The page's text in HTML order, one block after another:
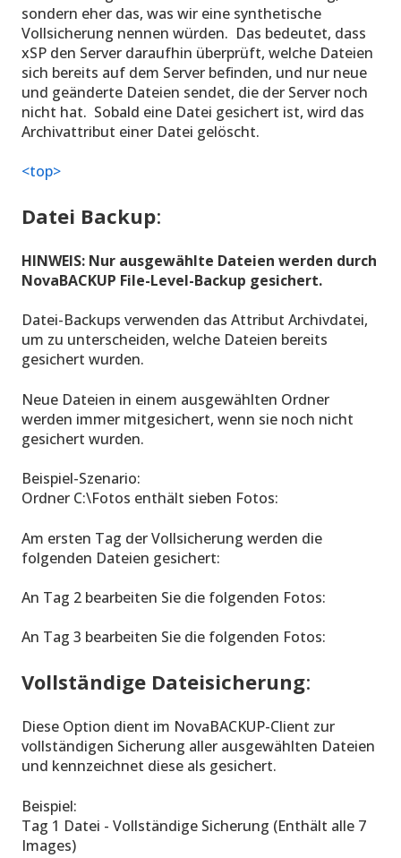
sondern eher das, was wir eine synthetische
Vollsicherung nennen würden. Das bedeutet, dass
xSP den Server daraufhin überprüft, welche Dateien
sich bereits auf dem Server befinden, und nur neue
und geänderte Dateien sendet, die der Server noch
nicht hat. Sobald eine Datei gesichert ist, wird das
Archivattribut einer Datei gelöscht.
<top>
Datei Backup:
HINWEIS: Nur ausgewählte Dateien werden durch
NovaBACKUP File-Level-Backup gesichert.
Datei-Backups verwenden das Attribut Archivdatei,
um zu unterscheiden, welche Dateien bereits
gesichert wurden.
Neue Dateien in einem ausgewählten Ordner
werden immer mitgesichert, wenn sie noch nicht
gesichert wurden.
Beispiel-Szenario:
Ordner C:\Fotos enthält sieben Fotos:
Am ersten Tag der Vollsicherung werden die
folgenden Dateien gesichert:
An Tag 2 bearbeiten Sie die folgenden Fotos:
An Tag 3 bearbeiten Sie die folgenden Fotos:
Vollständige Dateisicherung:
Diese Option dient im NovaBACKUP-Client zur
vollständigen Sicherung aller ausgewählten Dateien
und kennzeichnet diese als gesichert.
Beispiel:
Tag 1 Datei - Vollständige Sicherung (Enthält alle 7
Images)